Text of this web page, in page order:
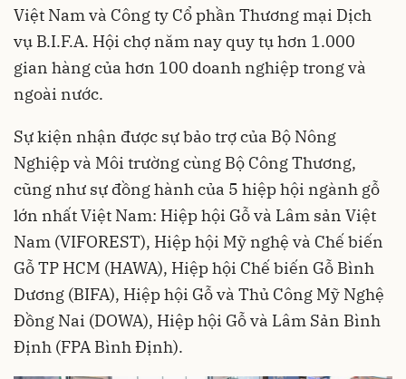
Việt Nam và Công ty Cổ phần Thương mại Dịch
vụ B.I.F.A. Hội chợ năm nay quy tụ hơn 1.000
gian hàng của hơn 100 doanh nghiệp trong và
ngoài nước.
Sự kiện nhận được sự bảo trợ của Bộ Nông
Nghiệp và Môi trường cùng Bộ Công Thương,
cũng như sự đồng hành của 5 hiệp hội ngành gỗ
lớn nhất Việt Nam: Hiệp hội Gỗ và Lâm sản Việt
Nam (VIFOREST), Hiệp hội Mỹ nghệ và Chế biến
Gỗ TP HCM (HAWA), Hiệp hội Chế biến Gỗ Bình
Dương (BIFA), Hiệp hội Gỗ và Thủ Công Mỹ Nghệ
Đồng Nai (DOWA), Hiệp hội Gỗ và Lâm Sản Bình
Định (FPA Bình Định).